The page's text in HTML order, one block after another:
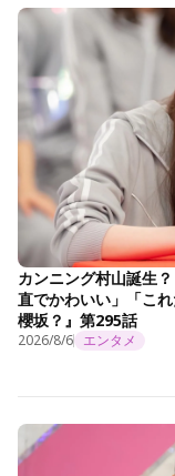
カンニング村山誕生
直でかわいい」「こ
櫻坂？』第295話
2026/8/6 エンタメ